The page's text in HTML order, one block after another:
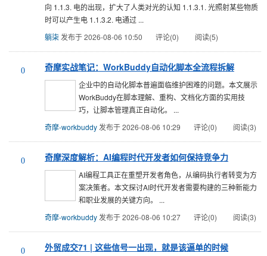
向 1.1.3. 电的出现，扩大了人类对光的认知 1.1.3.1. 光照射某些物质
时可以产生电 1.1.3.2. 电通过 ...
躺柒 发布于 2026-08-06 10:50 评论(0) 阅读(5)
0 奇摩实战笔记：WorkBuddy自动化脚本全流程拆解
企业中的自动化脚本普遍面临维护困难的问题。本文展示
WorkBuddy在脚本理解、重构、文档化方面的实用技
巧，让脚本管理真正自动化。 ...
奇摩-workbuddy 发布于 2026-08-06 10:29 评论(0) 阅读(3)
0 奇摩深度解析：AI编程时代开发者如何保持竞争力
AI编程工具正在重塑开发者角色，从编码执行者转变为方
案决策者。本文探讨AI时代开发者需要构建的三种新能力
和职业发展的关键方向。 ...
奇摩-workbuddy 发布于 2026-08-06 10:27 评论(0) 阅读(3)
0 外贸成交71 | 这些信号一出现，就是该逼单的时候